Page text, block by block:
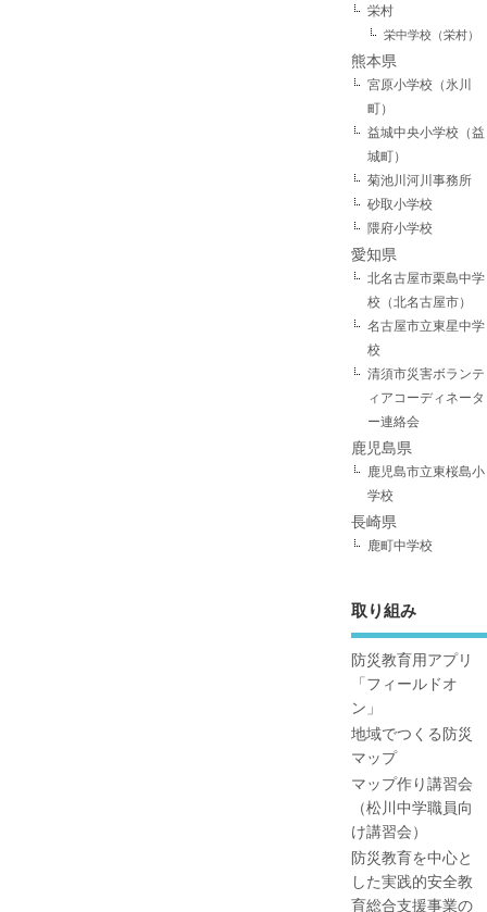
栄村
栄中学校（栄村）
熊本県
宮原小学校（氷川
町）
益城中央小学校（益
城町）
菊池川河川事務所
砂取小学校
隈府小学校
愛知県
北名古屋市栗島中学
校（北名古屋市）
名古屋市立東星中学
校
清須市災害ボランテ
ィアコーディネータ
ー連絡会
鹿児島県
鹿児島市立東桜島小
学校
長崎県
鹿町中学校
取り組み
防災教育用アプリ
「フィールドオ
ン」
地域でつくる防災
マップ
マップ作り講習会
（松川中学職員向
け講習会）
防災教育を中心と
した実践的安全教
育総合支援事業の